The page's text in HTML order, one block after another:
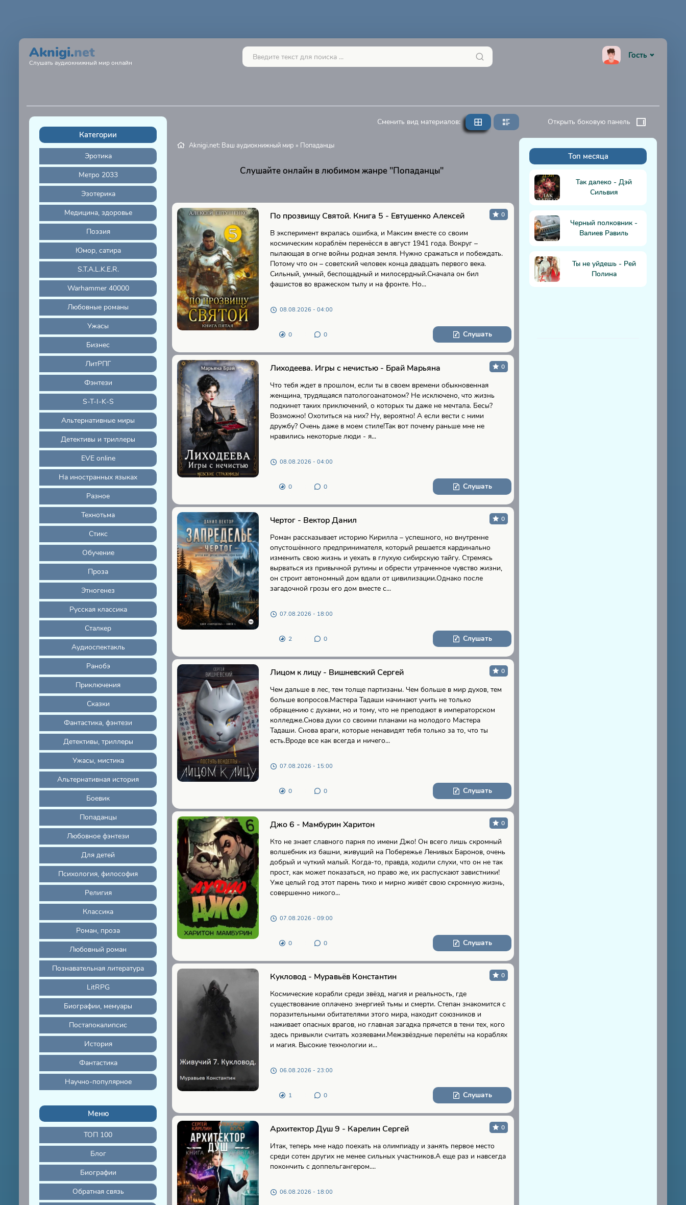
Aknigi.net
Слушать аудиокнижный мир онлайн
Гость
Категории
Эротика
Метро 2033
Эзотерика
Медицина, здоровье
Поэзия
Юмор, сатира
S.T.A.L.K.E.R.
Warhammer 40000
Любовные романы
Ужасы
Бизнес
ЛитРПГ
Фэнтези
S-T-I-K-S
Альтернативные миры
Детективы и триллеры
EVE online
На иностранных языках
Разное
Технотьма
Стикс
Обучение
Проза
Этногенез
Русская классика
Сталкер
Аудиоспектакль
Ранобэ
Приключения
Сказки
Фантастика, фэнтези
Детективы, триллеры
Ужасы, мистика
Альтернативная история
Боевик
Попаданцы
Любовное фэнтези
Для детей
Психология, философия
Религия
Классика
Роман, проза
Любовный роман
Познавательная литература
LitRPG
Биографии, мемуары
Постапокалипсис
История
Фантастика
Научно-популярное
Меню
ТОП 100
Блог
Биографии
Обратная связь
Сменить вид материалов:
Aknigi.net: Ваш аудиокнижный мир » Попаданцы
Слушайте онлайн в любимом жанре "Попаданцы"
По прозвищу Святой. Книга 5 - Евтушенко Алексей 0
В эксперимент вкралась ошибка, и Максим вместе со своим
космическим кораблём перенёсся в август 1941 года. Вокруг –
пылающая в огне войны родная земля. Нужно сражаться и побеждать.
Потому что он – советский человек конца двадцать первого века.
Сильный, умный, беспощадный и милосердный.Сначала он бил
фашистов во вражеском тылу и на фронте. Но...
08.08.2026 - 04:00
0 0 Слушать
Лиходеева. Игры с нечистью - Брай Марьяна 0
Что тебя ждет в прошлом, если ты в своем времени обыкновенная
женщина, трудящаяся патологоанатомом? Не исключено, что жизнь
подкинет таких приключений, о которых ты даже не мечтала. Бесы?
Возможно! Охотиться на них? Ну, вероятно! А если вести с ними
дружбу? Очень даже в моем стиле!Так вот почему раньше мне не
нравились некоторые люди - я...
08.08.2026 - 04:00
0 0 Слушать
Чертог - Вектор Данил 0
Роман рассказывает историю Кирилла – успешного, но внутренне
опустошённого предпринимателя, который решается кардинально
изменить свою жизнь и уехать в глухую сибирскую тайгу. Стремясь
вырваться из привычной рутины и обрести утраченное чувство жизни,
он строит автономный дом вдали от цивилизации.Однако после
загадочной грозы его дом вместе с...
07.08.2026 - 18:00
2 0 Слушать
Лицом к лицу - Вишневский Сергей 0
Чем дальше в лес, тем толще партизаны. Чем больше в мир духов, тем
больше вопросов.Мастера Тадаши начинают учить не только
обращению с духами, но и тому, что не преподают в императорском
колледже.Снова духи со своими планами на молодого Мастера
Тадаши. Снова враги, которые ненавидят тебя только за то, что ты
есть.Вроде все как всегда и ничего...
07.08.2026 - 15:00
0 0 Слушать
Джо 6 - Мамбурин Харитон 0
Кто не знает славного парня по имени Джо! Он всего лишь скромный
волшебник из башни, живущий на Побережье Ленивых Баронов, очень
добрый и чуткий малый. Когда-то, правда, ходили слухи, что он не так
прост, как может показаться, но право же, их распускают завистники!
Уже целый год этот парень тихо и мирно живёт свою скромную жизнь,
совершенно никого...
07.08.2026 - 09:00
0 0 Слушать
Кукловод - Муравьёв Константин 0
Космические корабли среди звёзд, магия и реальность, где
существование оплачено энергией тьмы и смерти. Степан знакомится с
поразительными обитателями этого мира, находит союзников и
наживает опасных врагов, но главная загадка прячется в тени тех, кого
здесь привыкли считать хозяевами.Межзвёздные перелёты на кораблях
и магия. Высокие технологии и...
06.08.2026 - 23:00
1 0 Слушать
Архитектор Душ 9 - Карелин Сергей 0
Итак, теперь мне надо поехать на олимпиаду и занять первое место
среди сотен других не менее сильных участников.А еще раз и навсегда
покончить с доппельгангером....
06.08.2026 - 18:00
Открыть боковую панель
Топ месяца
Так далеко - Дэй
Сильвия
Черный полковник -
Валиев Равиль
Ты не уйдешь - Рей
Полина